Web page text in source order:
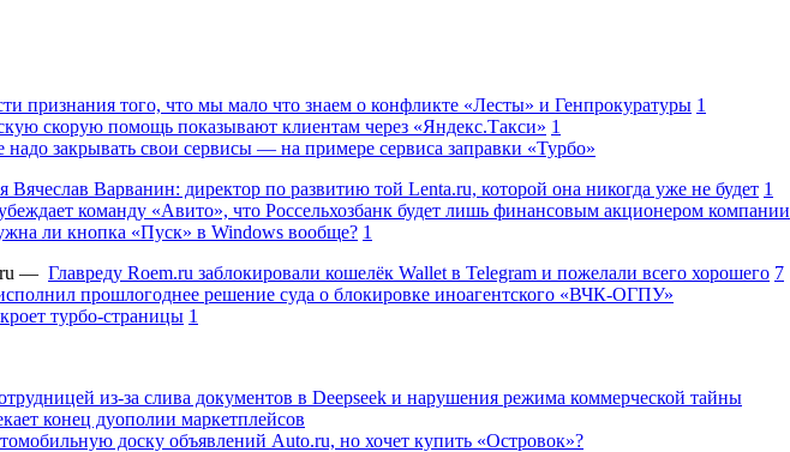
признания того, что мы мало что знаем о конфликте «Лесты» и Генпрокуратуры 1
скорую помощь показывают клиентам через «Яндекс.Такси» 1
надо закрывать свои сервисы — на примере сервиса заправки «Турбо»
Вячеслав Варванин: директор по развитию той Lenta.ru, которой она никогда уже не будет 1
команду «Авито», что Россельхозбанк будет лишь финансовым акционером компании
ли кнопка «Пуск» в Windows вообще? 1
— Главреду Roem.ru заблокировали кошелёк Wallet в Telegram и пожелали всего хорошего 7
прошлогоднее решение суда о блокировке иноагентского «ВЧК-ОГПУ»
турбо-страницы 1
из-за слива документов в Deepseek и нарушения режима коммерческой тайны
конец дуополии маркетплейсов
доску объявлений Auto.ru, но хочет купить «Островок»?